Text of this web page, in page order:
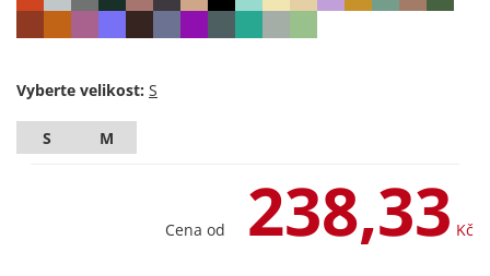
Vyberte velikost:
S M
Cena od 238,33 Kč